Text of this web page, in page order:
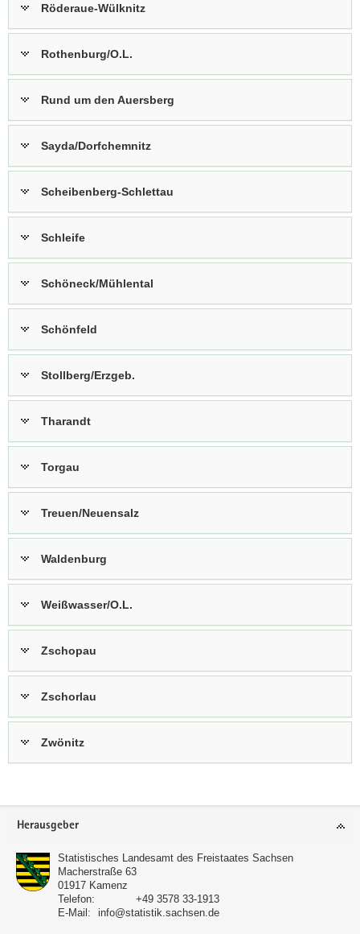
Röderaue-Wülknitz
Rothenburg/O.L.
Rund um den Auersberg
Sayda/Dorfchemnitz
Scheibenberg-Schlettau
Schleife
Schöneck/Mühlental
Schönfeld
Stollberg/Erzgeb.
Tharandt
Torgau
Treuen/Neuensalz
Waldenburg
Weißwasser/O.L.
Zschopau
Zschorlau
Zwönitz
Footer-
Herausgeber
Statistisches Landesamt des Freistaates Sachsen
Macherstraße 63
01917 Kamenz
Telefon:
+49 3578 33-1913
E-Mail:
info@statistik.sachsen.de